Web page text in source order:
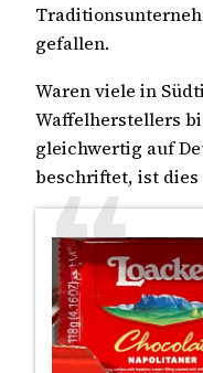
gefallen.
Waren viele in
Waffelherstellers
gleichwertig auf
beschriftet, ist